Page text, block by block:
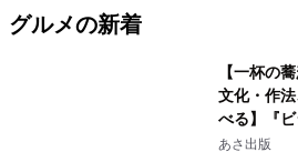
グルメの新着
【一杯の
文化・作
べる】『
養として
あさ出版